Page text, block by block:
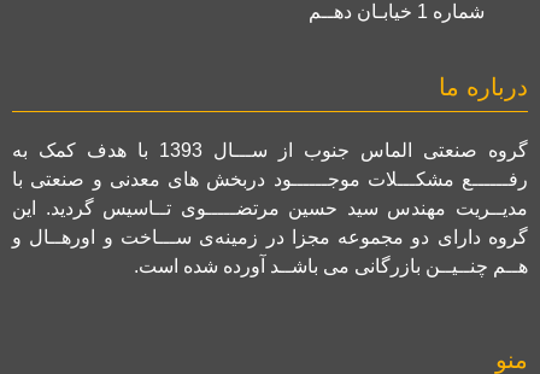
شماره 1 خیابـان دهــم
درباره ما
گروه صنعتی الماس جنوب از ســـال 1393 با هدف کمک به
رفــــــع مشکـــلات موجــــــود دربخش های معدنی و صنعتی با
مدیــریت مهندس سید حسین مرتضـــــوی تــاسیس گردید. این
گروه دارای دو مجموعه مجزا در زمینه‌ی ســـاخت و اورهــال و
هــم چنــیــن بازرگانی می باشــد آورده شده است.
منو